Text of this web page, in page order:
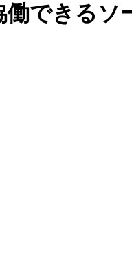
働できる